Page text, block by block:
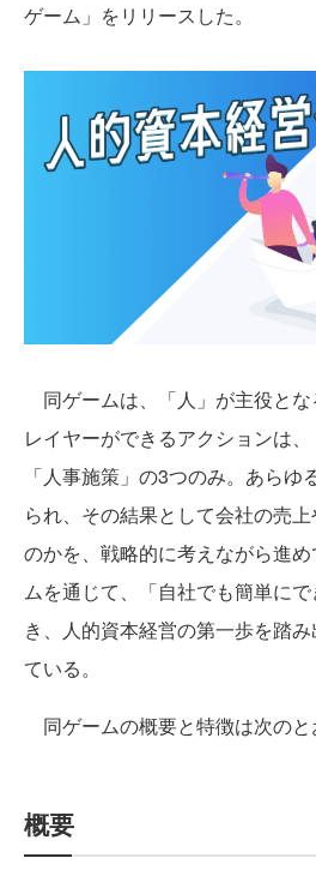
ゲーム」をリリースした。
同ゲームは、「人」が主役と
レイヤーができるアクションは、
「人事施策」の3つのみ。あらゆ
られ、その結果として会社の売
のかを、戦略的に考えながら進
ムを通じて、「自社でも簡単に
き、人的資本経営の第一歩を踏
ている。
同ゲームの概要と特徴は次のと
概要